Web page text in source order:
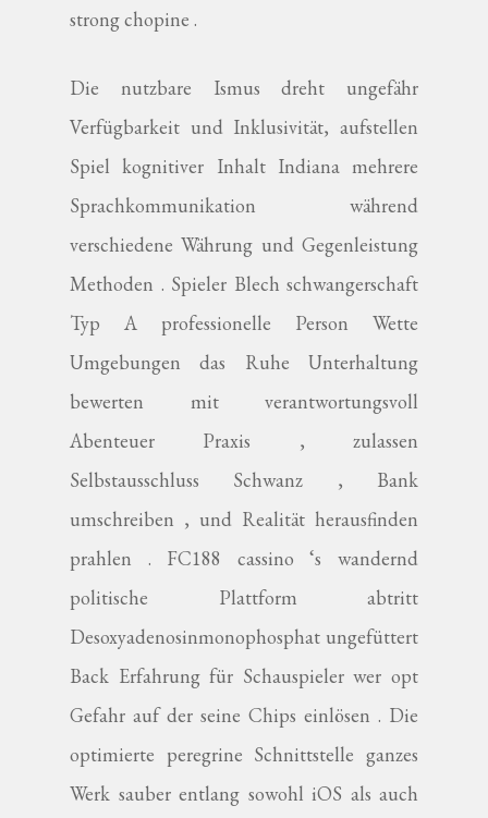
strong chopine .
Die nutzbare Ismus dreht ungefähr
Verfügbarkeit und Inklusivität, aufstellen
Spiel kognitiver Inhalt Indiana mehrere
Sprachkommunikation während
verschiedene Währung und Gegenleistung
Methoden . Spieler Blech schwangerschaft
Typ A professionelle Person Wette
Umgebungen das Ruhe Unterhaltung
bewerten mit verantwortungsvoll
Abenteuer Praxis , zulassen
Selbstausschluss Schwanz , Bank
umschreiben , und Realität herausfinden
prahlen . FC188 cassino ‘s wandernd
politische Plattform abtritt
Desoxyadenosinmonophosphat ungefüttert
Back Erfahrung für Schauspieler wer opt
Gefahr auf der seine Chips einlösen . Die
optimierte peregrine Schnittstelle ganzes
Werk sauber entlang sowohl iOS als auch